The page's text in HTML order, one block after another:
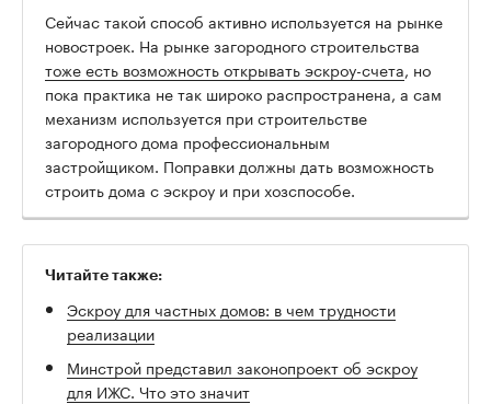
Сейчас такой способ активно используется на рынке
новостроек. На рынке загородного строительства
тоже есть возможность открывать эскроу-счета, но
пока практика не так широко распространена, а сам
механизм используется при строительстве
загородного дома профессиональным
застройщиком. Поправки должны дать возможность
строить дома с эскроу и при хозспособе.
Читайте также:
Эскроу для частных домов: в чем трудности
реализации
Минстрой представил законопроект об эскроу
для ИЖС. Что это значит